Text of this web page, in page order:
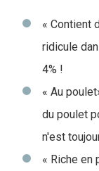
« Contient
ridicule
4% !
« Au
du poulet
n'est
« Riche en